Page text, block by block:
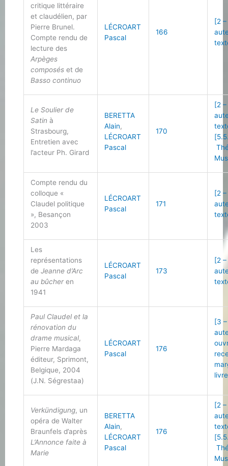
critique littéraire
et claudélien, par
Pierre Brunel.
Compte rendu de
lecture des
Arpèges
composés et de
Basso continuo
LÉCROART
Pascal
166
[2
Le Soulier de
Satin à
Strasbourg,
Entretien avec
l’acteur Ph. Girard
BERETTA
Alain,
LÉCROART
Pascal
170
[2
Compte rendu du
colloque «
Claudel politique
», Besançon
2003
LÉCROART
Pascal
171
[2
Les
représentations
deJeanne d’Arc
au bûcheren
1941
LÉCROART
Pascal
173
[2
Paul Claudel et la
rénovation du
drame musical,
Pierre Mardaga
éditeur, Sprimont,
Belgique, 2004
(J.N. Ségrestaa)
LÉCROART
Pascal
176
[3
Verkündigung, un
opéra de Walter
Braunfels d’après
L’Annonce faite à
Marie
BERETTA
Alain,
LÉCROART
Pascal
176
[2